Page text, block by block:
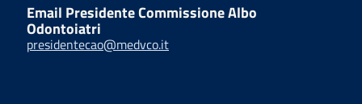
Email Presidente Commissione Albo
Odontoiatri
presidentecao@medvco.it